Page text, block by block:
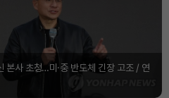
본사 초청…미·중 반도체 긴장 고조 / 연